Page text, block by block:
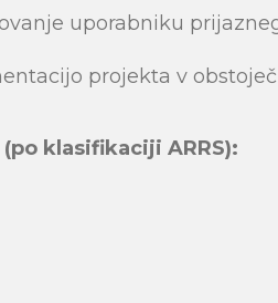
uporabniku
projekta v
klasifikaciji ARRS):